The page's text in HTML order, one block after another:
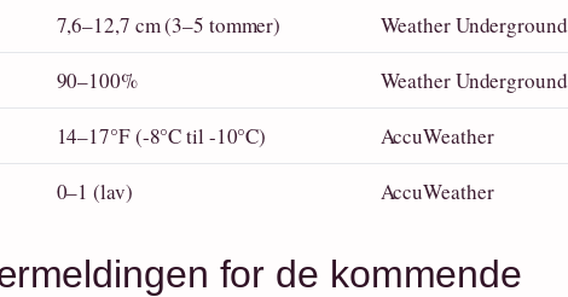
7,6–12,7 cm (3–5 tommer)
Weather Underground
90–100%
Weather Underground
14–17°F (-8°C til -10°C)
AccuWeather
0–1 (lav) AccuWeather
for de kommende